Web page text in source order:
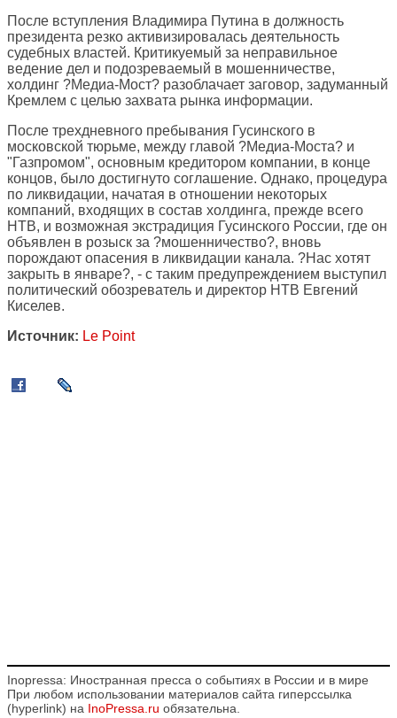
После вступления Владимира Путина в должность
президента резко активизировалась деятельность
судебных властей. Критикуемый за неправильное
ведение дел и подозреваемый в мошенничестве,
холдинг ?Медиа-Мост? разоблачает заговор, задуманный
Кремлем с целью захвата рынка информации.
После трехдневного пребывания Гусинского в
московской тюрьме, между главой ?Медиа-Моста? и
"Газпромом", основным кредитором компании, в конце
концов, было достигнуто соглашение. Однако, процедура
по ликвидации, начатая в отношении некоторых
компаний, входящих в состав холдинга, прежде всего
НТВ, и возможная экстрадиция Гусинского России, где он
объявлен в розыск за ?мошенничество?, вновь
порождают опасения в ликвидации канала. ?Нас хотят
закрыть в январе?, - с таким предупреждением выступил
политический обозреватель и директор НТВ Евгений
Киселев.
Источник: Le Point
Inopressa: Иностранная пресса о событиях в России и в мире
При любом использовании материалов сайта гиперссылка
(hyperlink) на InoPressa.ru обязательна.